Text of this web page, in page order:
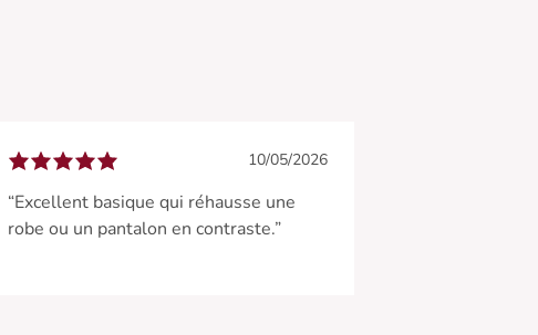
10/05/2026
“Excellent basique qui réhausse une
robe ou un pantalon en contraste.”